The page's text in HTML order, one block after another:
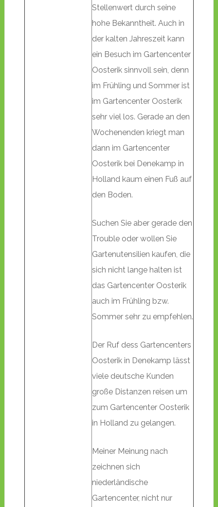
Stellenwert durch seine
hohe Bekanntheit. Auch in
der kalten Jahreszeit kann
ein Besuch im Gartencenter
Oosterik sinnvoll sein, denn
im Frühling und Sommer ist
im Gartencenter Oosterik
sehr viel los. Gerade an den
Wochenenden kriegt man
dann im Gartencenter
Oosterik bei Denekamp in
Holland kaum einen Fuß auf
den Boden.
Suchen Sie aber gerade den
Trouble oder wollen Sie
Gartenutensilien kaufen, die
sich nicht lange halten ist
das Gartencenter Oosterik
auch im Frühling bzw.
Sommer sehr zu empfehlen.
Der Ruf dess Gartencenters
Oosterik in Denekamp lässt
viele deutsche Kunden
große Distanzen reisen um
zum Gartencenter Oosterik
in Holland zu gelangen.
Meiner Meinung nach
zeichnen sich
niederländische
Gartencenter, nicht nur